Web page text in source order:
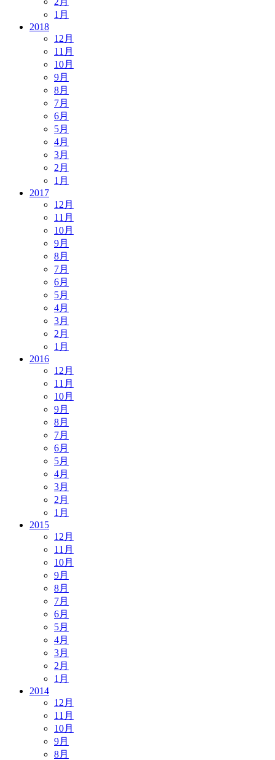
1月
2018
12月
11月
10月
9月
8月
7月
6月
5月
4月
3月
2月
1月
2017
12月
11月
10月
9月
8月
7月
6月
5月
4月
3月
2月
1月
2016
12月
11月
10月
9月
8月
7月
6月
5月
4月
3月
2月
1月
2015
12月
11月
10月
9月
8月
7月
6月
5月
4月
3月
2月
1月
2014
12月
11月
10月
9月
8月